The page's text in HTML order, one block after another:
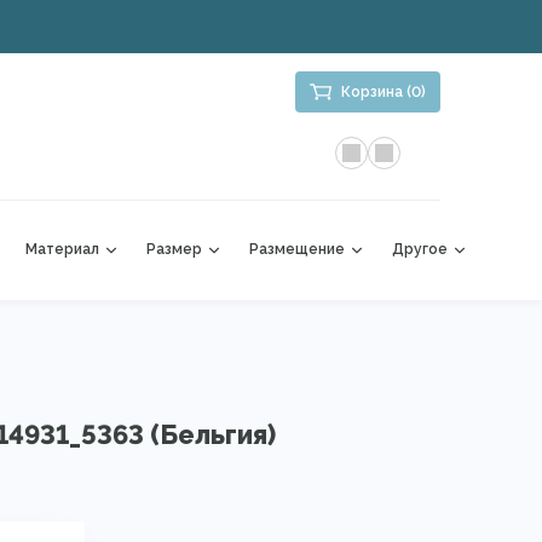
Корзина (0)
Материал Размер Размещение Другое
(Бельгия)